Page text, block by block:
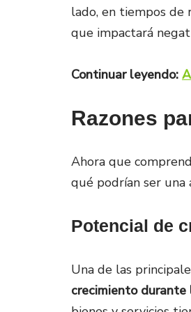
lado, en tiempos de
que impactará
Continuar leyendo:
Razones
Ahora que
qué podrían ser una
Potencial de
Una de las
crecimiento durante